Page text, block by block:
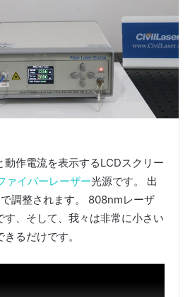
動作電流を表示するLCDスクリー
ァイバーレーザー光源です。 出
調整されます。 808nmレーザ
す、そして、我々は非常に小さい
るだけです。